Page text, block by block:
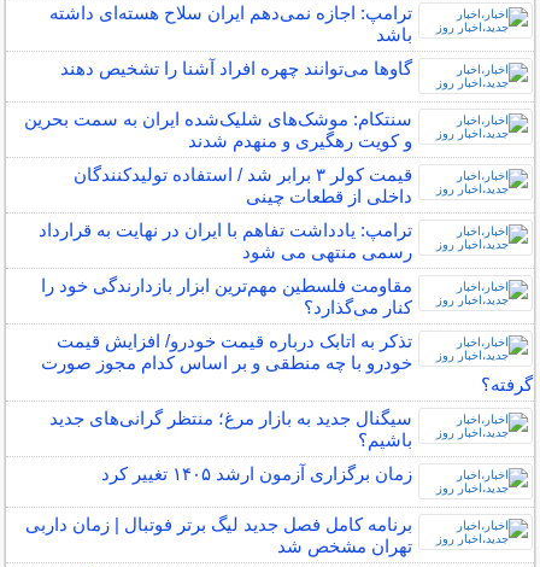
ترامپ: اجازه نمی‌دهم ایران سلاح هسته‌ای داشته
باشد
گاوها می‌توانند چهره افراد آشنا را تشخیص دهند
سنتکام: موشک‌های شلیک‌شده ایران به سمت بحرین
و کویت رهگیری و منهدم شدند
قیمت کولر ۳ برابر شد / استفاده تولیدکنندگان
داخلی از قطعات چینی
ترامپ: یادداشت تفاهم با ایران در نهایت به قرارداد
رسمی منتهی می شود
مقاومت فلسطین مهم‌ترین ابزار بازدارندگی خود را
کنار می‌گذارد؟
تذکر به اتابک درباره قیمت خودرو/ افزایش قیمت
خودرو با چه منطقی و بر اساس کدام مجوز صورت
گرفته؟
سیگنال جدید به بازار مرغ؛ منتظر گرانی‌های جدید
باشیم؟
زمان برگزاری آزمون ارشد ۱۴۰۵ تغییر کرد
برنامه کامل فصل جدید لیگ برتر فوتبال | زمان داربی
تهران مشخص شد